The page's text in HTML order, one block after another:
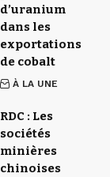
d’uranium
dans les
exportations
de cobalt
À LA UNE
RDC : Les
sociétés
minières
chinoises